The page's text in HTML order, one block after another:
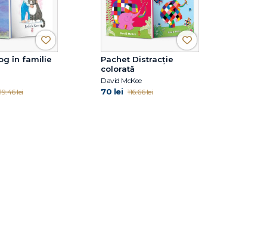
în familie
lei
Pachet Distracție
colorată
David McKee
70 lei 116.66 lei